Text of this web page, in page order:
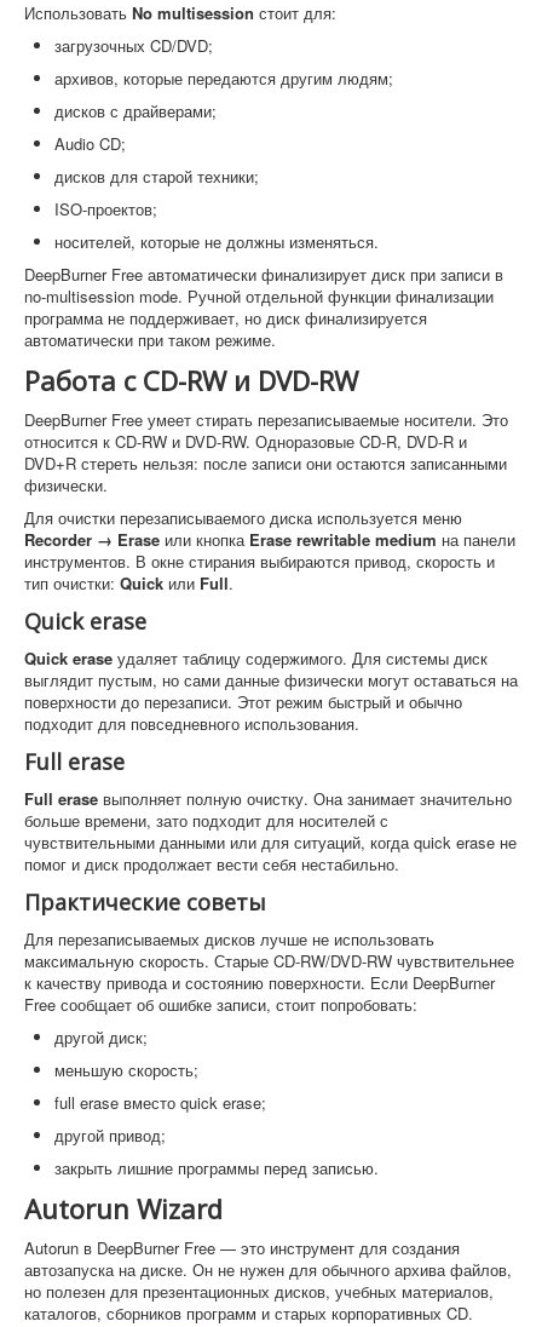
Использовать No multisession стоит для:
загрузочных CD/DVD;
архивов, которые передаются другим людям;
дисков с драйверами;
Audio CD;
дисков для старой техники;
ISO-проектов;
носителей, которые не должны изменяться.
DeepBurner Free автоматически финализирует диск при записи в
no-multisession mode. Ручной отдельной функции финализации
программа не поддерживает, но диск финализируется
автоматически при таком режиме.
Работа с CD-RW и DVD-RW
DeepBurner Free умеет стирать перезаписываемые носители. Это
относится к CD-RW и DVD-RW. Одноразовые CD-R, DVD-R и
DVD+R стереть нельзя: после записи они остаются записанными
физически.
Для очистки перезаписываемого диска используется меню
Recorder → Erase или кнопка Erase rewritable medium на панели
инструментов. В окне стирания выбираются привод, скорость и
тип очистки: Quick или Full.
Quick erase
Quick erase удаляет таблицу содержимого. Для системы диск
выглядит пустым, но сами данные физически могут оставаться на
поверхности до перезаписи. Этот режим быстрый и обычно
подходит для повседневного использования.
Full erase
Full erase выполняет полную очистку. Она занимает значительно
больше времени, зато подходит для носителей с
чувствительными данными или для ситуаций, когда quick erase не
помог и диск продолжает вести себя нестабильно.
Практические советы
Для перезаписываемых дисков лучше не использовать
максимальную скорость. Старые CD-RW/DVD-RW чувствительнее
к качеству привода и состоянию поверхности. Если DeepBurner
Free сообщает об ошибке записи, стоит попробовать:
другой диск;
меньшую скорость;
full erase вместо quick erase;
другой привод;
закрыть лишние программы перед записью.
Autorun Wizard
Autorun в DeepBurner Free — это инструмент для создания
автозапуска на диске. Он не нужен для обычного архива файлов,
но полезен для презентационных дисков, учебных материалов,
каталогов, сборников программ и старых корпоративных CD.